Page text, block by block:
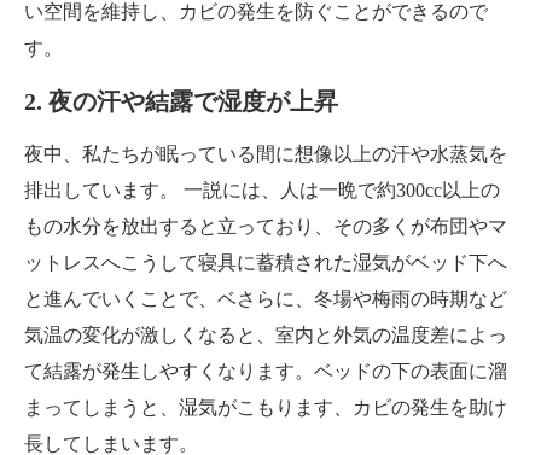
い空間を維持し、カビの発生を防ぐことができるので
す。
2. 夜の汗や結露で湿度が上昇
夜中、私たちが眠っている間に想像以上の汗や水蒸気を
排出しています。 一説には、人は一晩で約300cc以上の
もの水分を放出すると立っており、その多くが布団やマ
ットレスへこうして寝具に蓄積された湿気がベッド下へ
と進んでいくことで、ベさらに、冬場や梅雨の時期など
気温の変化が激しくなると、室内と外気の温度差によっ
て結露が発生しやすくなります。ベッドの下の表面に溜
まってしまうと、湿気がこもります、カビの発生を助け
長してしまいます。